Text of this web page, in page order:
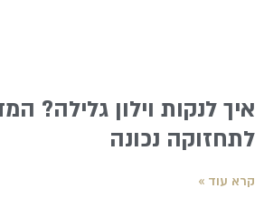
איך לנקות וילון גלילה?
לתחזוקה נכונה
קרא עוד »